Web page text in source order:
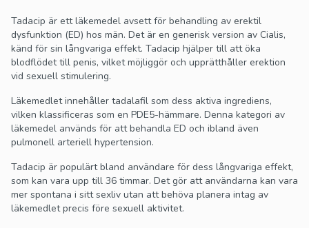
Tadacip är ett läkemedel avsett för behandling av erektil
dysfunktion (ED) hos män. Det är en generisk version av Cialis,
känd för sin långvariga effekt. Tadacip hjälper till att öka
blodflödet till penis, vilket möjliggör och upprätthåller erektion
vid sexuell stimulering.
Läkemedlet innehåller tadalafil som dess aktiva ingrediens,
vilken klassificeras som en PDE5-hämmare. Denna kategori av
läkemedel används för att behandla ED och ibland även
pulmonell arteriell hypertension.
Tadacip är populärt bland användare för dess långvariga effekt,
som kan vara upp till 36 timmar. Det gör att användarna kan vara
mer spontana i sitt sexliv utan att behöva planera intag av
läkemedlet precis före sexuell aktivitet.